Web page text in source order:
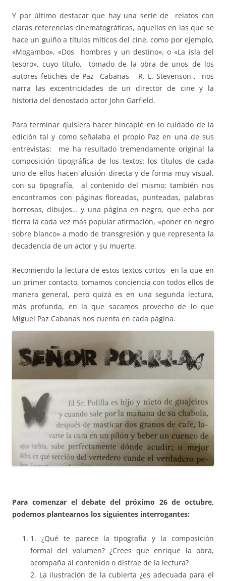
Y por último destacar que hay una serie de relatos con
claras referencias cinematográficas, aquellos en las que se
hace un guiño a títulos míticos del cine, como por ejemplo,
«Mogambo», «Dos hombres y un destino», o «La isla del
tesoro», cuyo título, tomado de la obra de unos de los
autores fetiches de Paz Cabanas -R. L. Stevenson-, nos
narra las excentricidades de un director de cine y la
historia del denostado actor John Garfield.
Para terminar quisiera hacer hincapié en lo cuidado de la
edición tal y como señalaba el propio Paz en una de sus
entrevistas; me ha resultado tremendamente original la
composición tipográfica de los textos: los títulos de cada
uno de ellos hacen alusión directa y de forma muy visual,
con su tipografía, al contenido del mismo; también nos
encontramos con páginas floreadas, punteadas, palabras
borrosas, dibujos… y una página en negro, que echa por
tierra la cada vez más popular afirmación, «poner en negro
sobre blanco» a modo de transgresión y que representa la
decadencia de un actor y su muerte.
Recomiendo la lectura de estos textos cortos en la que en
un primer contacto, tomamos conciencia con todos ellos de
manera general, pero quizá es en una segunda lectura,
más profunda, en la que sacamos provecho de lo que
Miguel Paz Cabanas nos cuenta en cada página.
Para comenzar el debate del próximo 26 de octubre,
podemos plantearnos los siguientes interrogantes:
1. ¿Qué te parece la tipografía y la composición
formal del volumen? ¿Crees que enrique la obra,
acompaña al contenido o distrae de la lectura?
2. La ilustración de la cubierta ¿es adecuada para el